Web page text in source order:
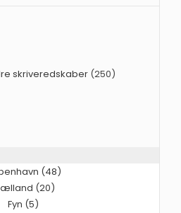
skriveredskaber (250)
(48)
(20)
Fyn (5)